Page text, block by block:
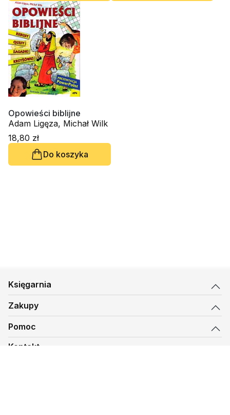
Opowieści biblijne
Adam Ligęza, Michał Wilk
18,80 zł
Do koszyka
Księgarnia
Zakupy
Pomoc
Kontakt